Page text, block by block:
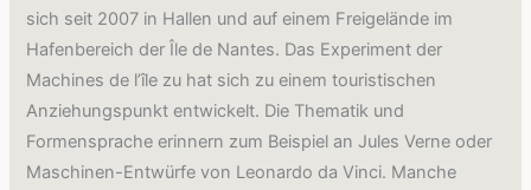
sich seit 2007 in Hallen und auf einem Freigelände im
Hafenbereich der Île de Nantes. Das Experiment der
Machines de l’île zu hat sich zu einem touristischen
Anziehungspunkt entwickelt. Die Thematik und
Formensprache erinnern zum Beispiel an Jules Verne oder
Maschinen-Entwürfe von Leonardo da Vinci. Manche